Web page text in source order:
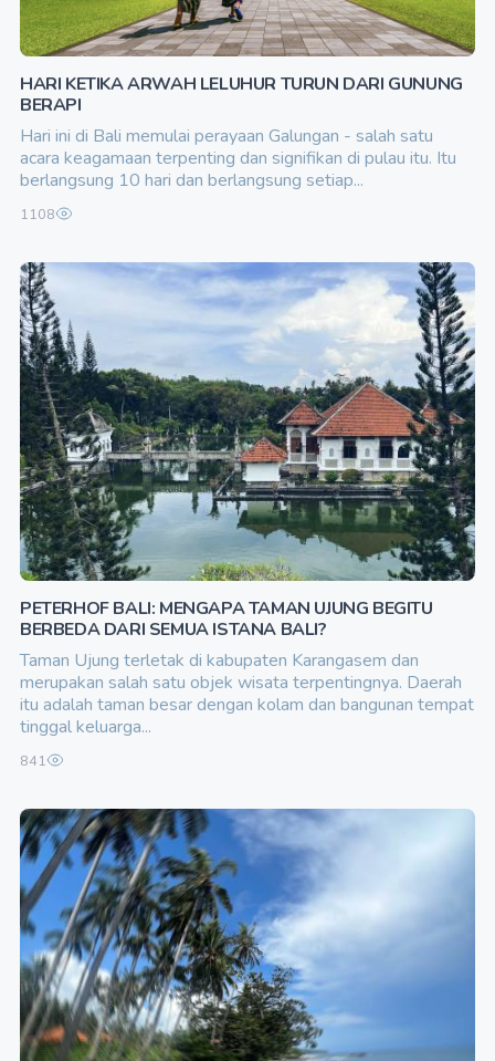
HARI KETIKA ARWAH LELUHUR TURUN DARI GUNUNG
BERAPI
Hari ini di Bali memulai perayaan Galungan - salah satu
acara keagamaan terpenting dan signifikan di pulau itu. Itu
berlangsung 10 hari dan berlangsung setiap...
1108
PETERHOF BALI: MENGAPA TAMAN UJUNG BEGITU
BERBEDA DARI SEMUA ISTANA BALI?
Taman Ujung terletak di kabupaten Karangasem dan
merupakan salah satu objek wisata terpentingnya. Daerah
itu adalah taman besar dengan kolam dan bangunan tempat
tinggal keluarga...
841